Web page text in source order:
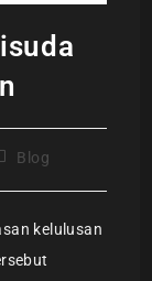
Blog
kelulusan